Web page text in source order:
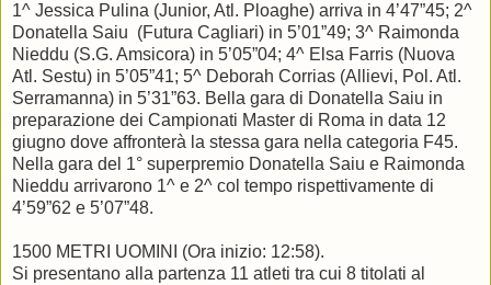
1^ Jessica Pulina (Junior, Atl. Ploaghe) arriva in 4’47”45; 2^
Donatella Saiu (Futura Cagliari) in 5’01”49; 3^ Raimonda
Nieddu (S.G. Amsicora) in 5’05”04; 4^ Elsa Farris (Nuova
Atl. Sestu) in 5’05”41; 5^ Deborah Corrias (Allievi, Pol. Atl.
Serramanna) in 5’31”63. Bella gara di Donatella Saiu in
preparazione dei Campionati Master di Roma in data 12
giugno dove affronterà la stessa gara nella categoria F45.
Nella gara del 1° superpremio Donatella Saiu e Raimonda
Nieddu arrivarono 1^ e 2^ col tempo rispettivamente di
4’59”62 e 5’07”48.
1500 METRI UOMINI (Ora inizio: 12:58).
Si presentano alla partenza 11 atleti tra cui 8 titolati al